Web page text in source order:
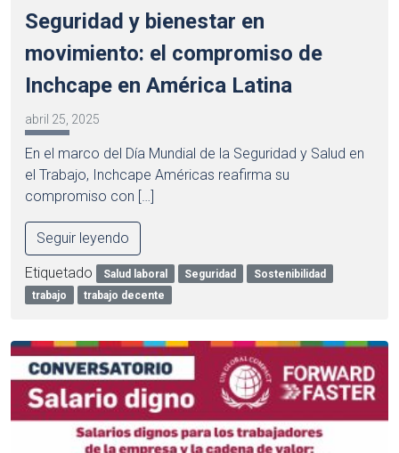
Seguridad y bienestar en
movimiento: el compromiso de
Inchcape en América Latina
abril 25, 2025
En el marco del Día Mundial de la Seguridad y Salud en
el Trabajo, Inchcape Américas reafirma su
compromiso con […]
Seguir leyendo
Etiquetado Salud laboral Seguridad
Sostenibilidad
trabajo
trabajo decente